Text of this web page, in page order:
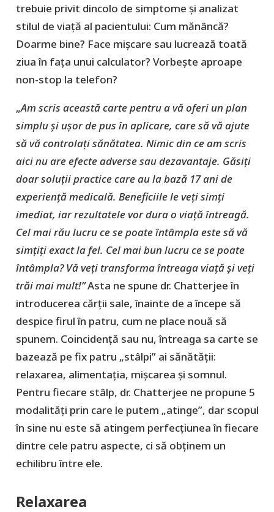
trebuie privit dincolo de simptome și analizat
stilul de viață al pacientului: Cum mănâncă?
Doarme bine? Face mișcare sau lucrează toată
ziua în fața unui calculator? Vorbește aproape
non-stop la telefon?
„Am scris această carte pentru a vă oferi un plan
simplu și ușor de pus în aplicare, care să vă ajute
să vă controlați sănătatea. Nimic din ce am scris
aici nu are efecte adverse sau dezavantaje. Găsiți
doar soluții practice care au la bază 17 ani de
experiență medicală. Beneficiile le veți simți
imediat, iar rezultatele vor dura o viață întreagă.
Cel mai rău lucru ce se poate întâmpla este să vă
simțiți exact la fel. Cel mai bun lucru ce se poate
întâmpla? Vă veți transforma întreaga viață și veți
trăi mai mult!”Asta ne spune dr. Chatterjee în
introducerea cărții sale, înainte de a începe să
despice firul în patru, cum ne place nouă să
spunem. Coincidență sau nu, întreaga sa carte se
bazează pe fix patru „stâlpi” ai sănătăţii:
relaxarea, alimentația, mișcarea și somnul.
Pentru fiecare stâlp, dr. Chatterjee ne propune 5
modalități prin care le putem „atinge”, dar scopul
în sine nu este să atingem perfecțiunea în fiecare
dintre cele patru aspecte, ci să obținem un
echilibru între ele.
Relaxarea